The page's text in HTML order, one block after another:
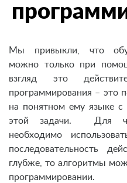
Мы привыкли, что
можно только при
взгляд это
программирования – это
на понятном ему языке
этой задачи. Для
необходимо
последовательность
глубже, то алгоритмы
программировании.